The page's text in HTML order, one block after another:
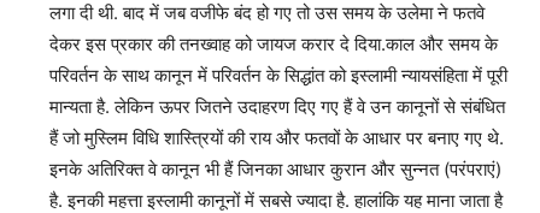
लगा दी थी. बाद में जब वजीफे बंद हो गए तो उस समय के उलेमा ने फतवे
देकर इस प्रकार की तनख्वाह को जायज करार दे दिया.काल और समय के
परिवर्तन के साथ कानून में परिवर्तन के सिद्धांत को इस्लामी न्यायसंहिता में पूरी
मान्यता है. लेकिन ऊपर जितने उदाहरण दिए गए हैं वे उन कानूनों से संबंधित
हैं जो मुस्लिम विधि शास्त्रियों की राय और फतवों के आधार पर बनाए गए थे.
इनके अतिरिक्त वे कानून भी हैं जिनका आधार कुरान और सुन्नत (परंपराएं)
है. इनकी महत्ता इस्लामी कानूनों में सबसे ज्यादा है. हालांकि यह माना जाता है